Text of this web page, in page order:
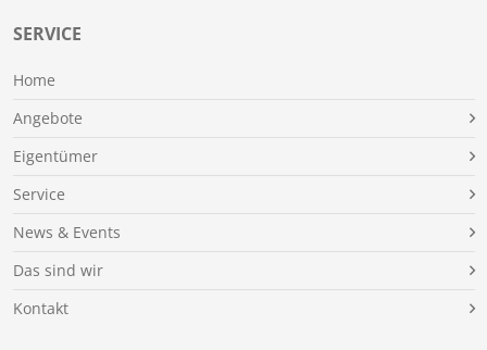
SERVICE
Home
Angebote
Eigentümer
Service
News & Events
Das sind wir
Kontakt